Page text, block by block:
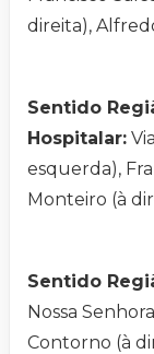
direita),
Sentido
Hospitalar:
esquerda),
Monteiro (à
Sentido
Nossa
Contorno (à